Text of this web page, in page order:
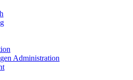
Administration